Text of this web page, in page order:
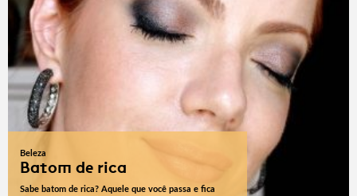
Beleza
Batom de rica
Sabe batom de rica? Aquele que você passa e fica